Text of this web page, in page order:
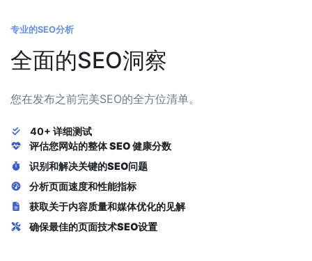
专业的SEO分析
全面的SEO洞察
您在发布之前完美SEO的全方位清单。
40+ 详细测试
评估您网站的整体SEO 健康分数
识别和解决关键的SEO问题
分析页面速度和性能指标
获取关于内容质量和媒体优化的见解
确保最佳的页面技术SEO设置